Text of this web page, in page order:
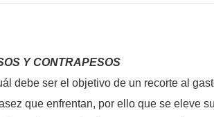
Y CONTRAPESOS
debe ser el objetivo de un recorte al
que enfrentan, por ello que se eleve